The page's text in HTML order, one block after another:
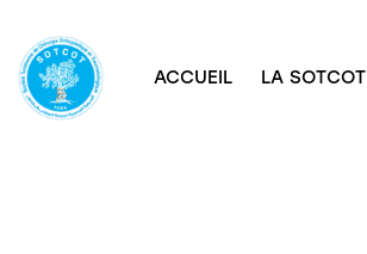
ACCUEIL LA SOTCOT